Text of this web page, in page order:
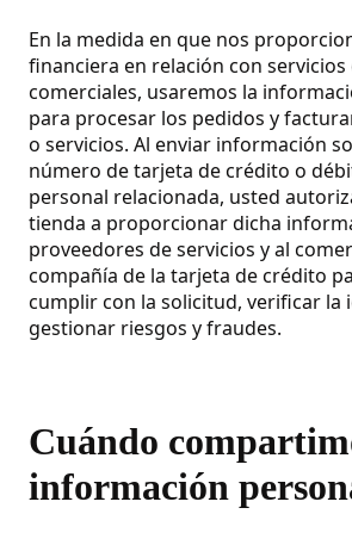
En la medida en que nos
financiera en relación con
comerciales, usaremos la
para procesar los pedidos y
o servicios. Al enviar información
número de tarjeta de crédito o
personal relacionada, usted
tienda a proporcionar dicha
proveedores de servicios y al
compañía de la tarjeta de crédito
cumplir con la solicitud, verificar la
gestionar riesgos y fraudes.
Cuándo
información